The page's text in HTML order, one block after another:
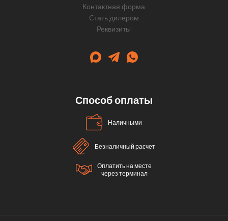
Контактная форма
Cтать дилером
Реквизиты
Способ оплаты
Наличными
Безналичный расчет
Оплатить на месте
через терминал